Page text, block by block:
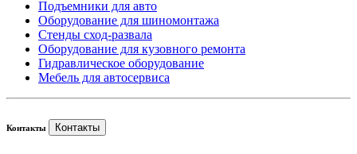
Подъемники для авто
Оборудование для шиномонтажа
Стенды сход-развала
Оборудование для кузовного ремонта
Гидравлическое оборудование
Мебель для автосервиса
Контакты Контакты